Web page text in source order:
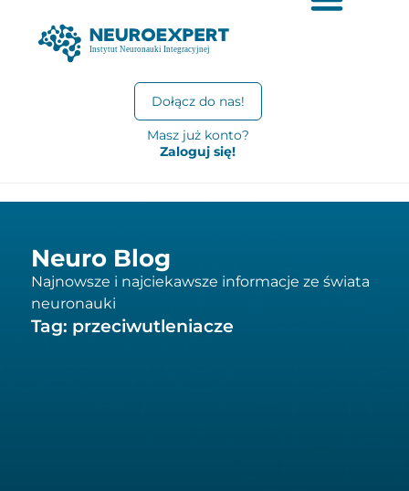
Dołącz do nas!
Masz już konto?
Zaloguj się!
Neuro Blog
Najnowsze i najciekawsze informacje ze świata
neuronauki
Tag: przeciwutleniacze